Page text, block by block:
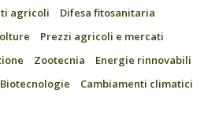
agricoli
Difesa fitosanitaria
Prezzi agricoli e mercati
Zootecnia
Energie rinnovabili
Biotecnologie
Cambiamenti climatici